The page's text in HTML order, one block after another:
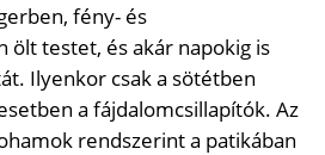
fény- és
ölt testet, és akár napokig is
Ilyenkor csak a sötétben
a fájdalomcsillapítók. Az
rendszerint a patikában